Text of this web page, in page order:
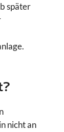
später
nicht an